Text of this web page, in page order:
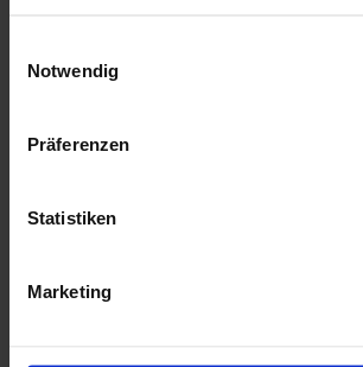
Notwendig
Präferenzen
Statistiken
Marketing
Die Konfiguration umfasst die Wahl der
die Position und die Formatierung